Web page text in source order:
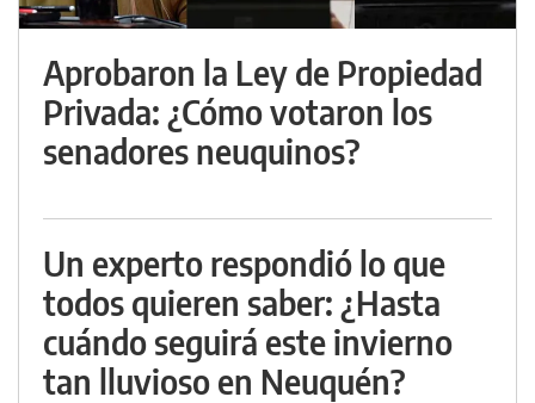
Aprobaron la Ley de Propiedad
Privada: ¿Cómo votaron los
senadores neuquinos?
Un experto respondió lo que
todos quieren saber: ¿Hasta
cuándo seguirá este invierno
tan lluvioso en Neuquén?